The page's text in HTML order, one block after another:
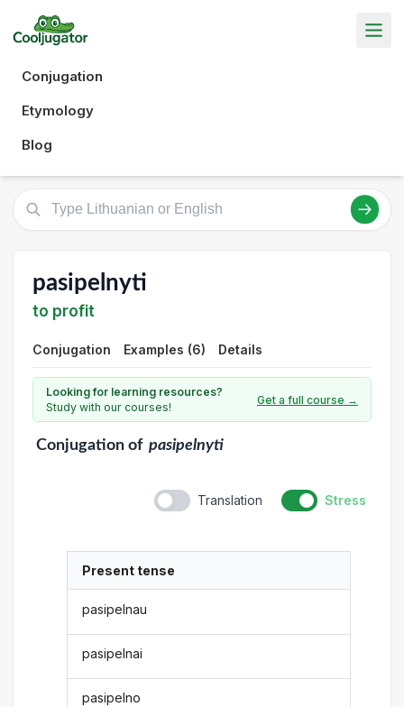
Conjugation
Etymology
Blog
pasipelnyti
to profit
Conjugation Examples (6) Details
Looking for learning resources?
Study with our courses!
Get a full course →
Conjugationof pasipelnyti
Translation Stress
Present tense
pasipelnau
pasipelnai
pasipelno